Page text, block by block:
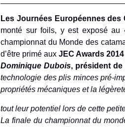
Les Journées Européennes des
monté sur foils, y est exposé
championnat du Monde des
d’être primé aux JEC Awards 2014
Dominique Dubois, président
technologie des plis minces pré-
propriétés mécaniques et la
tout leur potentiel lors de cette
La finale du championnat du